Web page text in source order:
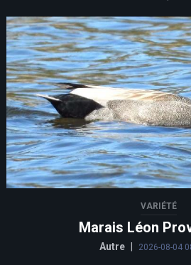
VARIÉTÉ
Marais Léon
Autre 2026-08-04